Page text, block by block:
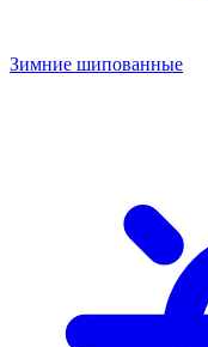
Зимние шипованные